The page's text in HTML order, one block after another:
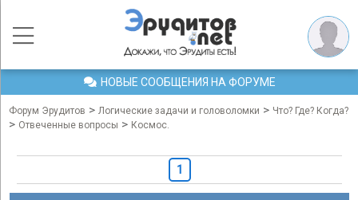
НОВЫЕ СООБЩЕНИЯ НА ФОРУМЕ
Форум Эрудитов > Логические задачи и головоломки > Что? Где? Когда?
> Отвеченные вопросы > Космос.
1